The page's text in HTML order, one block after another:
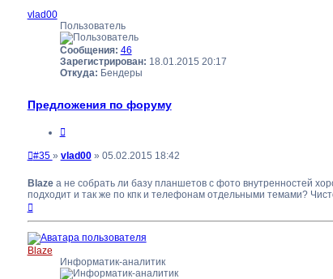
vlad00
Пользователь
Сообщения: 46
Зарегистрирован: 18.01.2015 20:17
Откуда: Бендеры
Предложения по форуму
Цитата
Непрочитанное
#35 » vlad00» 05.02.2015 18:42
Blazeа не собрать ли базу планшетов с фото внутренностей
подходит и так же по кпк и телефонам отдельными темами?
Вернуться
к
Blaze
Информатик-аналитик